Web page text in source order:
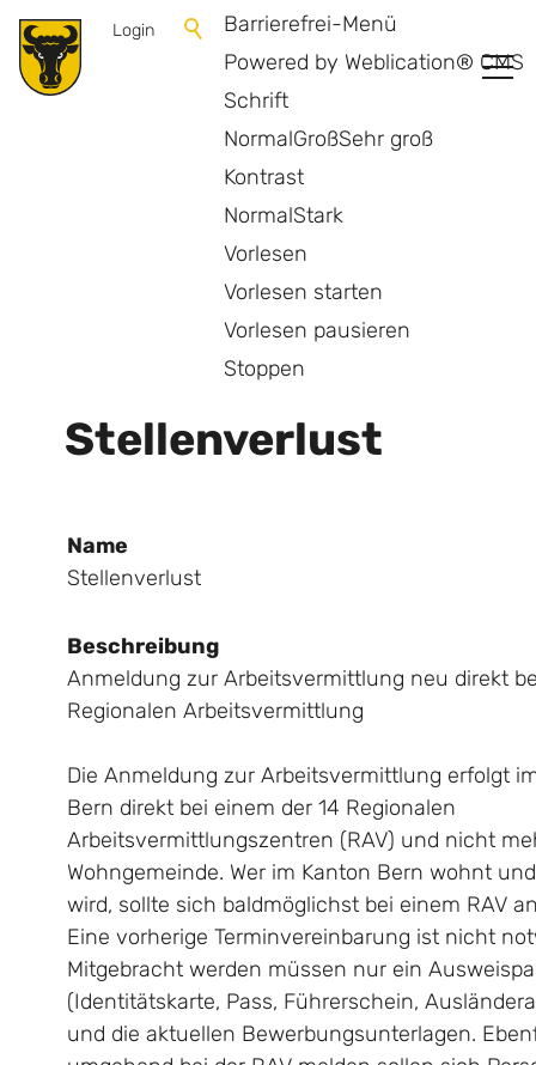
Barrierefrei-Menü
Powered by Weblication® CMS
Schrift
NormalGroßSehr groß
Kontrast
NormalStark
Vorlesen
Vorlesen starten
Vorlesen pausieren
Stoppen
Login
Stellenverlust
Name
Stellenverlust
Beschreibung
Anmeldung zur Arbeitsvermittlung neu direkt
Regionalen Arbeitsvermittlung
Die Anmeldung zur Arbeitsvermittlung erfolgt
Bern direkt bei einem der 14 Regionalen
Arbeitsvermittlungszentren (RAV) und nicht
Wohngemeinde. Wer im Kanton Bern wohnt
wird, sollte sich baldmöglichst bei einem RAV
Eine vorherige Terminvereinbarung ist nicht
Mitgebracht werden müssen nur ein
(Identitätskarte, Pass, Führerschein,
und die aktuellen Bewerbungsunterlagen.